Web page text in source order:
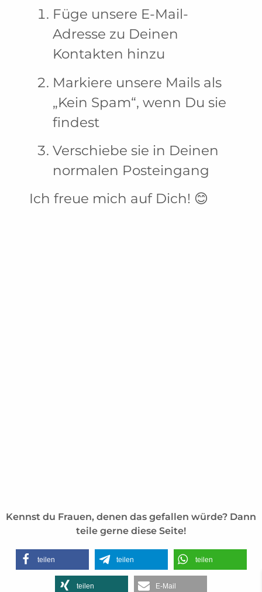
Füge unsere E-Mail-
Adresse zu Deinen
Kontakten hinzu
Markiere unsere Mails als
„Kein Spam“, wenn Du sie
findest
Verschiebe sie in Deinen
normalen Posteingang
Ich freue mich auf Dich! 😊
Kennst du Frauen, denen das gefallen würde? Dann
teile gerne diese Seite!
teilen teilen teilen
teilen E-Mail